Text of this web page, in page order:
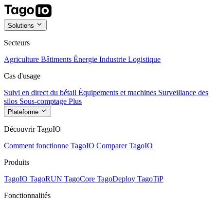
Solutions
Secteurs
Agriculture Bâtiments Énergie Industrie Logistique
Cas d'usage
Suivi en direct du bétail Équipements et machines Surveillance des
silos Sous-comptage Plus
Plateforme
Découvrir TagoIO
Comment fonctionne TagoIO Comparer TagoIO
Produits
TagoIO TagoRUN TagoCore TagoDeploy TagoTiP
Fonctionnalités